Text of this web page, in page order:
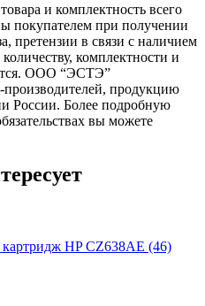
и комплектность всего
покупателем при получении
претензии в связи с наличием
комплектности и
ООО “ЭСТЭ”
продукцию
России. Более подробную
вы можете